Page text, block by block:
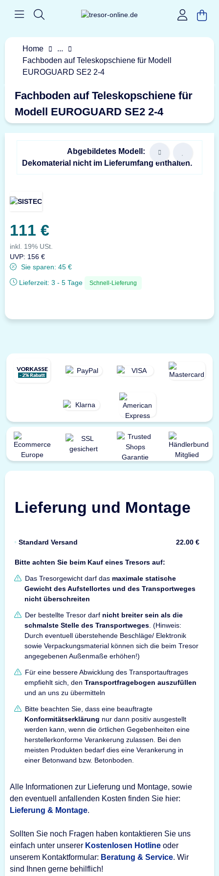
Home
...
Fachboden auf Teleskopschiene für Modell
EUROGUARD SE2 2-4
Fachboden auf Teleskopschiene für
Modell EUROGUARD SE2 2-4
Abgebildetes Modell:
Dekomaterial nicht im Lieferumfang enthalten.
111 €
inkl. 19% USt.
UVP: 156 €
Sie sparen: 45 €
Lieferzeit: 3 - 5 Tage Schnell-Lieferung
Lieferung und Montage
Standard Versand 22.00 €
Bitte achten Sie beim Kauf eines Tresors auf:
Das Tresorgewicht darf das maximale statische
Gewicht des Aufstellortes und des Transportweges
nicht überschreiten
Der bestellte Tresor darf nicht breiter sein als die
schmalste Stelle des Transportweges . (Hinweis:
Durch eventuell überstehende Beschläge/ Elektronik
sowie Verpackungsmaterial können sich die beim Tresor
angegebenen Außenmaße erhöhen!)
Für eine bessere Abwicklung des Transportauftrages
empfiehlt sich, den Transportfragebogen auszufüllen
und an uns zu übermitteln
Bitte beachten Sie, dass eine beauftragte
Konformitätserklärung nur dann positiv ausgestellt
werden kann, wenn die örtlichen Gegebenheiten eine
herstellerkonforme Verankerung zulassen. Bei den
meisten Produkten bedarf dies eine Verankerung in
einer Betonwand bzw. Betonboden.
Alle Informationen zur Lieferung und Montage, sowie
den eventuell anfallenden Kosten finden Sie hier:
Lieferung & Montage.
Sollten Sie noch Fragen haben kontaktieren Sie uns
einfach unter unserer Kostenlosen Hotline oder
unserem Kontaktformular: Beratung & Service. Wir
sind Ihnen gerne behilflich!